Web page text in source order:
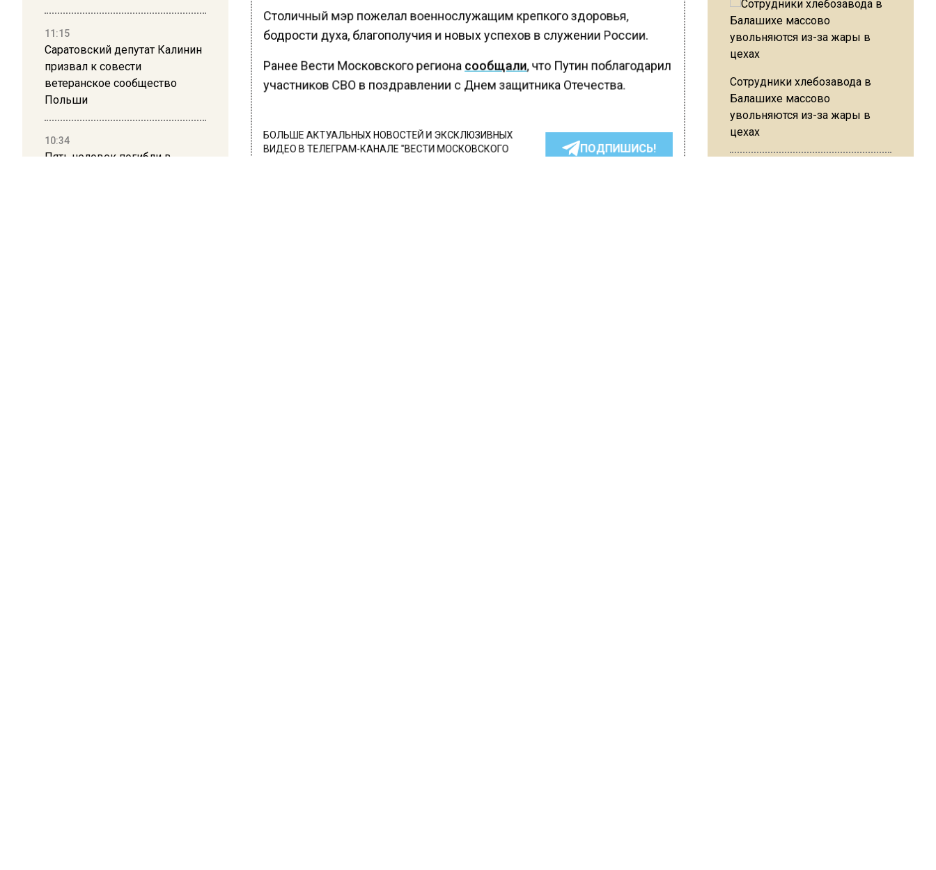
11:15
Саратовский депутат Калинин
призвал к совести
ветеранское сообщество
Польши
10:34
Пять человек погибли в
Столичный мэр пожелал военнослужащим крепкого здоровья,
бодрости духа, благополучия и новых успехов в служении России.
Ранее Вести Московского региона сообщали, что Путин поблагодарил
участников СВО в поздравлении с Днем защитника Отечества.
БОЛЬШЕ АКТУАЛЬНЫХ НОВОСТЕЙ И ЭКСКЛЮЗИВНЫХ
ВИДЕО В ТЕЛЕГРАМ-КАНАЛЕ "ВЕСТИ МОСКОВСКОГО
ПОДПИШИСЬ!
Сотрудники хлебозавода в
Балашихе массово
увольняются из-за жары в
цехах